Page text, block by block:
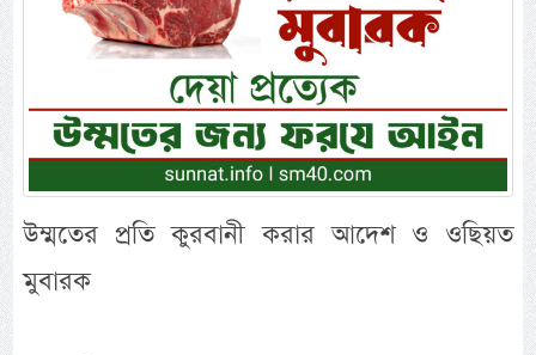
উম্মতের প্রতি কুরবানী করার আদেশ ও ওছিয়ত
মুবারক